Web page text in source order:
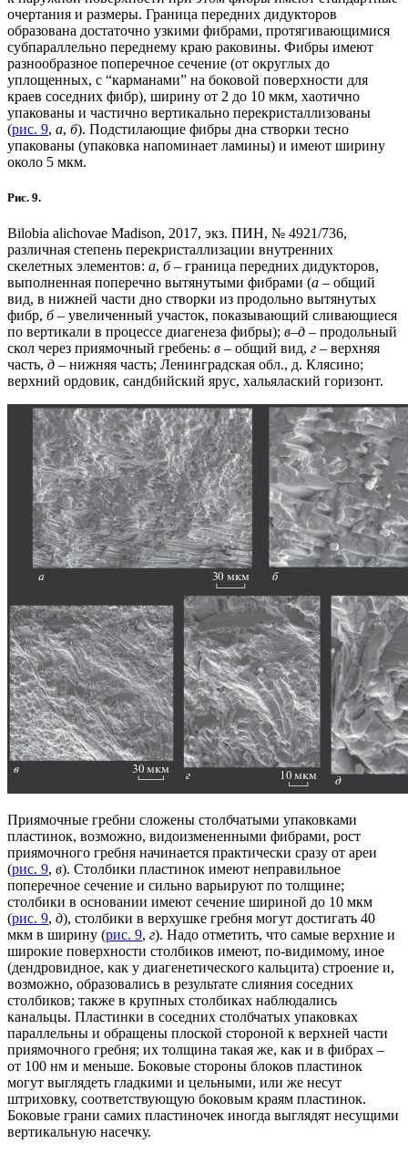
очертания и размеры. Граница передних дидукторов
образована достаточно узкими фибрами, протягивающимися
субпараллельно переднему краю раковины. Фибры имеют
разнообразное поперечное сечение (от округлых до
уплощенных, с “карманами” на боковой поверхности для
краев соседних фибр), ширину от 2 до 10 мкм, хаотично
упакованы и частично вертикально перекристаллизованы
(рис. 9, а, б). Подстилающие фибры дна створки тесно
упакованы (упаковка напоминает ламины) и имеют ширину
около 5 мкм.
Рис. 9.
Bilobia alichovae Madison, 2017, экз. ПИН, № 4921/736,
различная степень перекристаллизации внутренних
скелетных элементов: а, б– граница передних дидукторов,
выполненная поперечно вытянутыми фибрами (а – общий
вид, в нижней части дно створки из продольно вытянутых
фибр, б– увеличенный участок, показывающий сливающиеся
по вертикали в процессе диагенеза фибры); в–д – продольный
скол через приямочный гребень: в – общий вид, г – верхняя
часть, д – нижняя часть; Ленинградская обл., д. Клясино;
верхний ордовик, сандбийский ярус, хальялаский горизонт.
Приямочные гребни сложены столбчатыми упаковками
пластинок, возможно, видоизмененными фибрами, рост
приямочного гребня начинается практически сразу от ареи
(рис. 9, в). Столбики пластинок имеют неправильное
поперечное сечение и сильно варьируют по толщине;
столбики в основании имеют сечение шириной до 10 мкм
(рис. 9, д), столбики в верхушке гребня могут достигать 40
мкм в ширину (рис. 9, г). Надо отметить, что самые верхние и
широкие поверхности столбиков имеют, по-видимому, иное
(дендровидное, как у диагенетического кальцита) строение и,
возможно, образовались в результате слияния соседних
столбиков; также в крупных столбиках наблюдались
канальцы. Пластинки в соседних столбчатых упаковках
параллельны и обращены плоской стороной к верхней части
приямочного гребня; их толщина такая же, как и в фибрах –
от 100 нм и меньше. Боковые стороны блоков пластинок
могут выглядеть гладкими и цельными, или же несут
штриховку, соответствующую боковым краям пластинок.
Боковые грани самих пластиночек иногда выглядят несущими
вертикальную насечку.